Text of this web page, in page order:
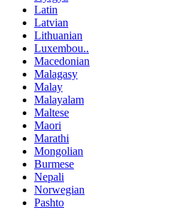
Latin
Latvian
Lithuanian
Luxembou..
Macedonian
Malagasy
Malay
Malayalam
Maltese
Maori
Marathi
Mongolian
Burmese
Nepali
Norwegian
Pashto